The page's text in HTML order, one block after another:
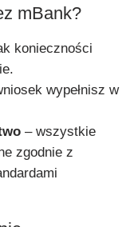
mBank?
konieczności
wypełnisz w
– wszystkie
zgodnie z